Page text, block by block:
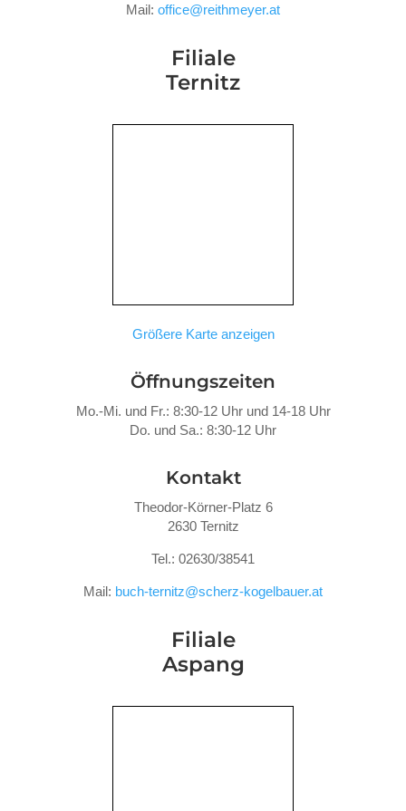
Mail: office@reithmeyer.at
Filiale
Ternitz
Größere Karte anzeigen
Öffnungszeiten
Mo.-Mi. und Fr.: 8:30-12 Uhr und 14-18 Uhr
Do. und Sa.: 8:30-12 Uhr
Kontakt
Theodor-Körner-Platz 6
2630 Ternitz
Tel.: 02630/38541
Mail: buch-ternitz@scherz-kogelbauer.at
Filiale
Aspang